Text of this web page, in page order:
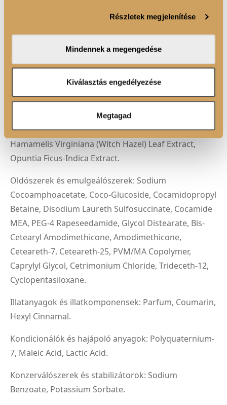
valamint weboldalforgalmunk elemzéséhez. Ezenkívül
adatait, akik kombinálhatják az adatokat más olyan
adatokkal, amelyeket Ön adott meg számukra vagy az
Ön által használt más szolgáltatásokból gyűjtöttek.
Részletek megjelenítése
Mindennek a megengedése
Kiválasztás engedélyezése
Megtagad
Alkoholok: Glycerin, Propylene Glycol.
Hidratálók és nedvesítők: Xylitol, Sodium
Hyaluronate, Hydrolyzed Rice Protein, Argania
Spinosa (Argan) Kernel Oil, Hydrolyzed Hemp Seed
Extract, Cysteine, Serine, Allantoin, Ethyl Panthenol,
Chamomilla Recutita (Matricaria) Flower Extract,
Hamamelis Virginiana (Witch Hazel) Leaf Extract,
Opuntia Ficus-Indica Extract.
Oldószerek és emulgeálószerek: Sodium
Cocoamphoacetate, Coco-Glucoside, Cocamidopropyl
Betaine, Disodium Laureth Sulfosuccinate, Cocamide
MEA, PEG-4 Rapeseedamide, Glycol Distearate, Bis-
Cetearyl Amodimethicone, Amodimethicone,
Ceteareth-7, Ceteareth-25, PVM/MA Copolymer,
Caprylyl Glycol, Cetrimonium Chloride, Trideceth-12,
Cyclopentasiloxane.
Illatanyagok és illatkomponensek: Parfum, Coumarin,
Hexyl Cinnamal.
Kondicionálók és hajápoló anyagok: Polyquaternium-
7, Maleic Acid, Lactic Acid.
Konzerválószerek és stabilizátorok: Sodium
Benzoate, Potassium Sorbate.